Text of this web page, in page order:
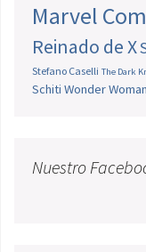
Marvel
Reinado de X
Stefano Caselli The Dark
Schiti Wonder Woman
Nuestro